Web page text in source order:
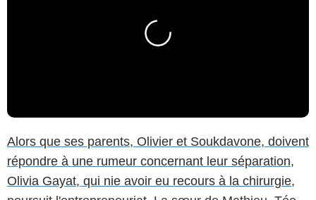
Alors que ses parents, Olivier et Soukdavone, doivent
répondre à une rumeur concernant leur séparation,
Olivia Gayat, qui nie avoir eu recours à la chirurgie,